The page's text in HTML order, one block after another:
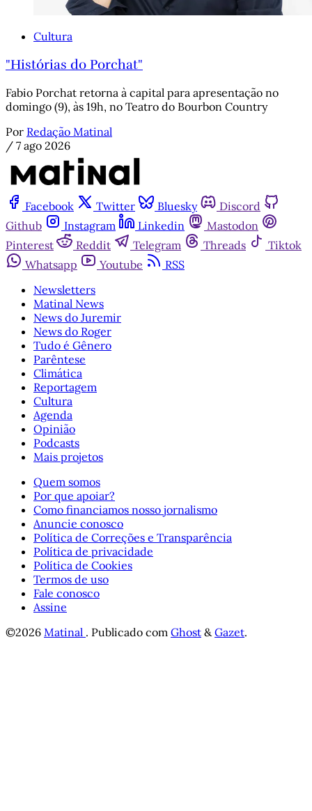
Cultura
"Histórias do Porchat"
Fabio Porchat retorna à capital para apresentação no
domingo (9), às 19h, no Teatro do Bourbon Country
Por Redação Matinal
/ 7 ago 2026
Facebook Twitter Bluesky
Discord
Github
Instagram Linkedin
Mastodon
Pinterest
Reddit Telegram Threads
Tiktok
Whatsapp
Youtube
RSS
Newsletters
Matinal News
News do Juremir
News do Roger
Tudo é Gênero
Parêntese
Climática
Reportagem
Cultura
Agenda
Opinião
Podcasts
Mais projetos
Quem somos
Por que apoiar?
Como financiamos nosso jornalismo
Anuncie conosco
Política de Correções e Transparência
Política de privacidade
Política de Cookies
Termos de uso
Fale conosco
Assine
©2026 Matinal . Publicado com Ghost &Gazet.